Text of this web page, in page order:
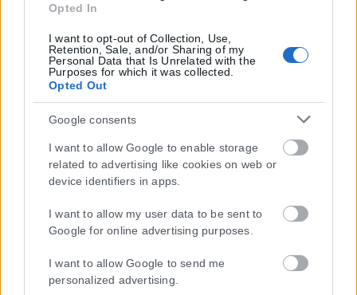
Opted In
I want to opt-out of Collection, Use,
Retention, Sale, and/or Sharing of my
Personal Data that Is Unrelated with the
Purposes for which it was collected.
Opted Out
Google consents
I want to allow Google to enable storage
related to advertising like cookies on web or
device identifiers in apps.
I want to allow my user data to be sent to
Google for online advertising purposes.
I want to allow Google to send me
personalized advertising.
Η εταιρεία με την επωνυμία “POLITICAL MEDIA GROUP A.E.” και κατ’
επέκταση η ιστοσελίδα που κατέχει αυτή “www.karfitsa.gr”